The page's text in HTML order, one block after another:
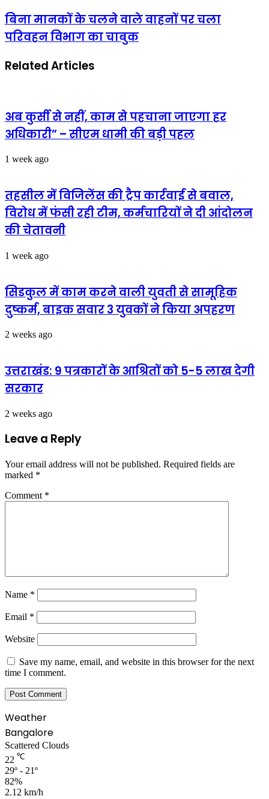
तेंदुए
का
शावक,मादा
की
अब
बिना
मानकों
के
वाले
वाहनों
विभाग
का
चाबुक
बिना मानकों के चलने वाले वाहनों पर चला
परिवहन विभाग का चाबुक
Related Articles
अब कुर्सी से नहीं, काम से पहचाना जाएगा हर
अधिकारी” – सीएम धामी की बड़ी पहल
1 week ago
तहसील में विजिलेंस की ट्रैप कार्रवाई से बवाल,
विरोध में फंसी रही टीम, कर्मचारियों ने दी आंदोलन
की चेतावनी
1 week ago
सिडकुल में काम करने वाली युवती से सामूहिक
दुष्कर्म, बाइक सवार 3 युवकों ने किया अपहरण
2 weeks ago
उत्तराखंड: 9 पत्रकारों के आश्रितों को 5-5 लाख देगी
सरकार
2 weeks ago
Leave a Reply
Your email address will not be published. Required fields are
marked *
Comment *
Name *
Email *
Website
Save my name, email, and website in this browser for the next
time I comment.
Weather
Bangalore
Scattered Clouds
22 ℃
29º - 21º
82%
2.12 km/h